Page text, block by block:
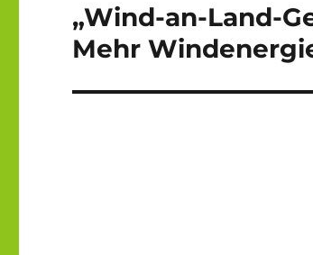
Nächster
Beitrag:
„Wind-an-Land-
Mehr